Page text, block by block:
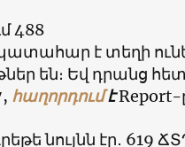
488
է տեղի
են։ Եվ դրանց
հաղորդումէReport-
նույնն էր․ 619